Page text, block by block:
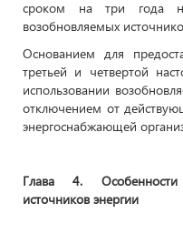
сроком на три года
возобновляемых
Основанием для
третьей и четвертой
использовании
отключением от
энергоснабжающей
Глава 4. Особенности
источников энергии